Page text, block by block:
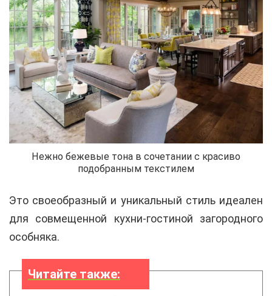
Нежно бежевые тона в сочетании с красиво
подобранным текстилем
Это своеобразный и уникальный стиль идеален
для совмещенной кухни-гостиной загородного
особняка.
Читайте также: